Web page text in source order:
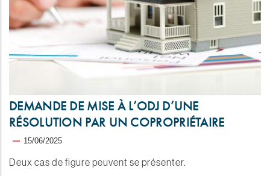
DEMANDE DE MISE À L’ODJ D’UNE
RÉSOLUTION PAR UN COPROPRIÉTAIRE
15/06/2025
Deux cas de figure peuvent se présenter.